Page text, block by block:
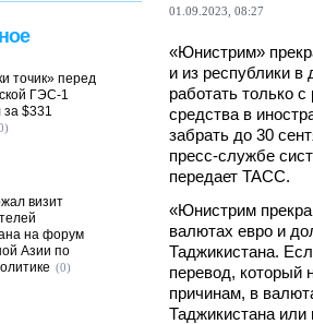
01.09.2023, 08:27
«Юнистрим»
и из республики в
работать только
средства в
забрать до 30
пресс-службе
передает ТАСС.
«Юнистрим
валютах евро и
Таджикистана.
перевод, который
причинам, в
Таджикистана или
точик» перед
ГЭС-1
за $331
визит
на форум
Азии по
(0)